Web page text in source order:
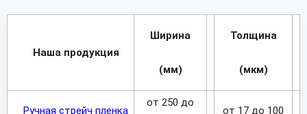
Наша продукция
Ширина
(мм)
Толщина
(мкм)
Ручная стрейч пленка
от 250 до
от 17 до 100